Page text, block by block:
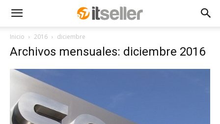
Inicio 2016 diciembre
Archivos mensuales: diciembre 2016